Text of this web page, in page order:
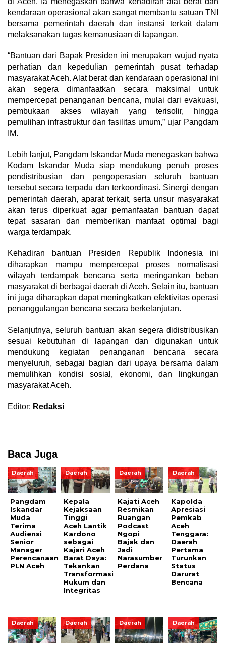
kendaraan operasional akan sangat membantu satuan TNI
bersama pemerintah daerah dan instansi terkait dalam
melaksanakan tugas kemanusiaan di lapangan.
“Bantuan dari Bapak Presiden ini merupakan wujud nyata
perhatian dan kepedulian pemerintah pusat terhadap
masyarakat Aceh. Alat berat dan kendaraan operasional ini
akan segera dimanfaatkan secara maksimal untuk
mempercepat penanganan bencana, mulai dari evakuasi,
pembukaan akses wilayah yang terisolir, hingga
pemulihan infrastruktur dan fasilitas umum,” ujar Pangdam
IM.
Lebih lanjut, Pangdam Iskandar Muda menegaskan bahwa
Kodam Iskandar Muda siap mendukung penuh proses
pendistribusian dan pengoperasian seluruh bantuan
tersebut secara terpadu dan terkoordinasi. Sinergi dengan
pemerintah daerah, aparat terkait, serta unsur masyarakat
akan terus diperkuat agar pemanfaatan bantuan dapat
tepat sasaran dan memberikan manfaat optimal bagi
warga terdampak.
Kehadiran bantuan Presiden Republik Indonesia ini
diharapkan mampu mempercepat proses normalisasi
wilayah terdampak bencana serta meringankan beban
masyarakat di berbagai daerah di Aceh. Selain itu, bantuan
ini juga diharapkan dapat meningkatkan efektivitas operasi
penanggulangan bencana secara berkelanjutan.
Selanjutnya, seluruh bantuan akan segera didistribusikan
sesuai kebutuhan di lapangan dan digunakan untuk
mendukung kegiatan penanganan bencana secara
menyeluruh, sebagai bagian dari upaya bersama dalam
memulihkan kondisi sosial, ekonomi, dan lingkungan
masyarakat Aceh.
Editor: Redaksi
Baca Juga
Daerah
Pangdam
Iskandar
Muda
Terima
Audiensi
Senior
Manager
Perencanaan
PLN Aceh
Daerah
Kepala
Kejaksaan
Tinggi
Aceh Lantik
Kardono
sebagai
Kajari Aceh
Barat Daya:
Tekankan
Transformasi
Hukum dan
Integritas
Daerah
Kajati Aceh
Resmikan
Ruangan
Podcast
Ngopi
Bajak dan
Jadi
Narasumber
Perdana
Daerah
Kapolda
Apresiasi
Pemkab
Aceh
Tenggara:
Daerah
Pertama
Turunkan
Status
Darurat
Bencana
Daerah Daerah Daerah Daerah